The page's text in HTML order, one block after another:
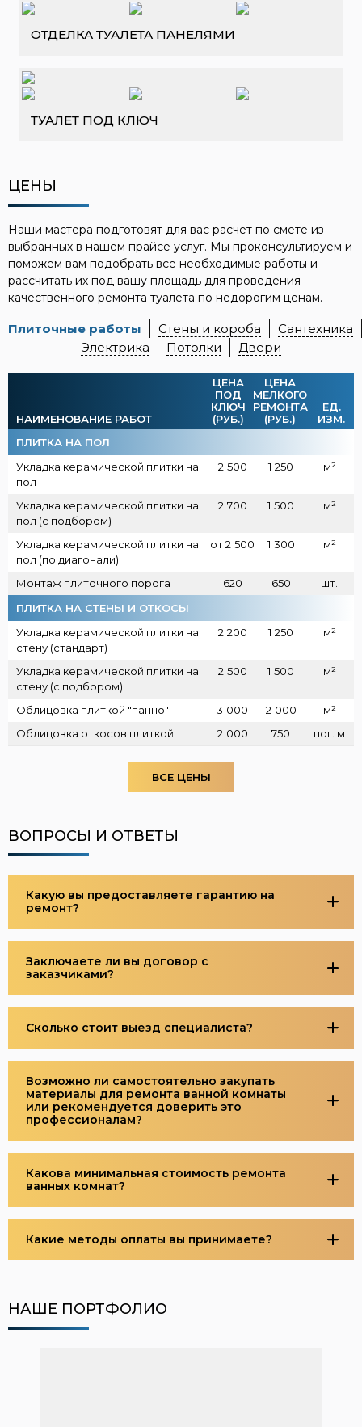
ОТДЕЛКА ТУАЛЕТА ПАНЕЛЯМИ
ТУАЛЕТ ПОД КЛЮЧ
ЦЕНЫ
Наши мастера подготовят для вас расчет по смете из
выбранных в нашем прайсе услуг. Мы проконсультируем и
поможем вам подобрать все необходимые работы и
рассчитать их под вашу площадь для проведения
качественного ремонта туалета по недорогим ценам.
Плиточные работы Стены и короба
Сантехника
Электрика
Потолки Двери
НАИМЕНОВАНИЕ РАБОТ
ЦЕНА
ПОД
КЛЮЧ
(РУБ.)
ЦЕНА
МЕЛКОГО
РЕМОНТА
(РУБ.)
ЕД.
ИЗМ.
ПЛИТКА НА ПОЛ
Укладка керамической плитки на
пол
2 500 1 250 м²
Укладка керамической плитки на
пол (с подбором)
2 700 1 500 м²
Укладка керамической плитки на
пол (по диагонали)
от 2 500 1 300 м²
Монтаж плиточного порога 620 650
шт.
ПЛИТКА НА СТЕНЫ И ОТКОСЫ
Укладка керамической плитки на
стену (стандарт)
2 200 1 250 м²
Укладка керамической плитки на
стену (с подбором)
2 500 1 500 м²
Облицовка плиткой "панно" 3 000 2 000
м²
Облицовка откосов плиткой
2 000 750 пог. м
ВСЕ ЦЕНЫ
ВОПРОСЫ И ОТВЕТЫ
Какую вы предоставляете гарантию на
ремонт?
Заключаете ли вы договор с
заказчиками?
Сколько стоит выезд специалиста?
Возможно ли самостоятельно закупать
материалы для ремонта ванной комнаты
или рекомендуется доверить это
профессионалам?
Какова минимальная стоимость ремонта
ванных комнат?
Какие методы оплаты вы принимаете?
НАШЕ ПОРТФОЛИО